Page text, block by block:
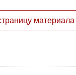
материала